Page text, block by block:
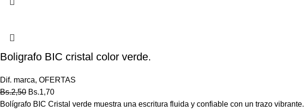
Boligrafo BIC cristal color verde.
Dif. marca, OFERTAS
Bs.2,50 Bs.1,70
Bolígrafo BIC Cristal verde muestra una escritura fluida y confiable con un trazo vibrante.